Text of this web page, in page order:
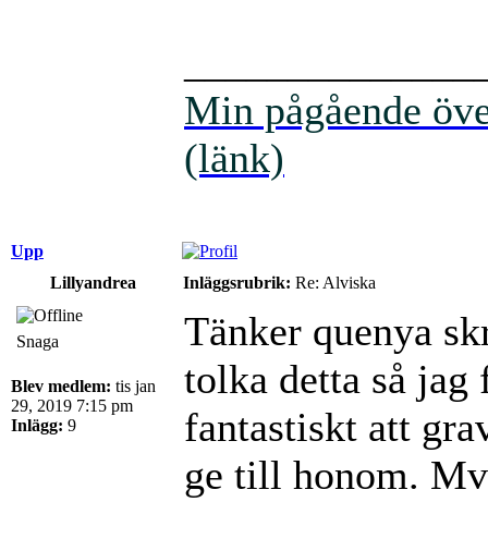
Min pågående
(länk)
Upp
Lillyandrea
Inläggsrubrik: Re: Alviska
Snaga
Blev medlem: tis jan
29, 2019 7:15 pm
Inlägg: 9
Tänker quenya
tolka detta så jag
fantastiskt att
ge till honom.